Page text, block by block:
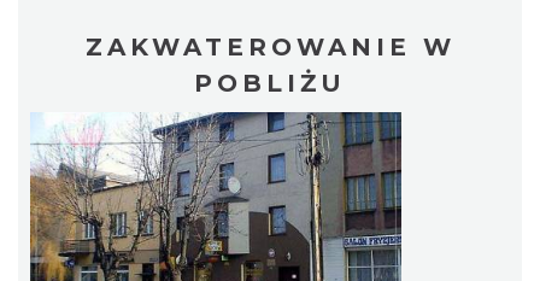
ZAKWATEROWANIE W
POBLIŻU